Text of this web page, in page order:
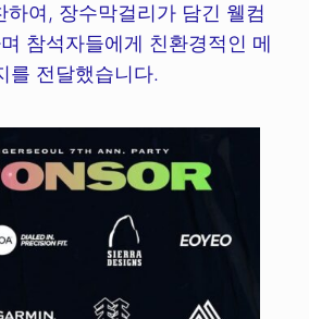
하여, 장수막걸리가 담긴 웰컴
참석자들에게 친환경적인 메
를 전달했습니다.